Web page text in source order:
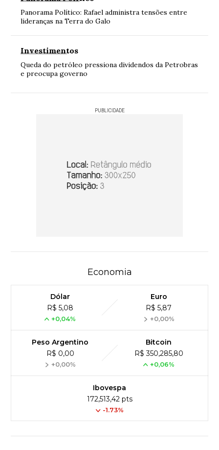
Panorama Político: Rafael administra tensões entre
lideranças na Terra do Galo
Investimentos
Queda do petróleo pressiona dividendos da Petrobras
e preocupa governo
PUBLICIDADE
Economia
Dólar
R$ 5,08
+0,04%
Euro
R$ 5,87
+0,00%
Peso Argentino
R$ 0,00
+0,00%
Bitcoin
R$ 350,285,80
+0,06%
Ibovespa
172,513,42 pts
-1.73%